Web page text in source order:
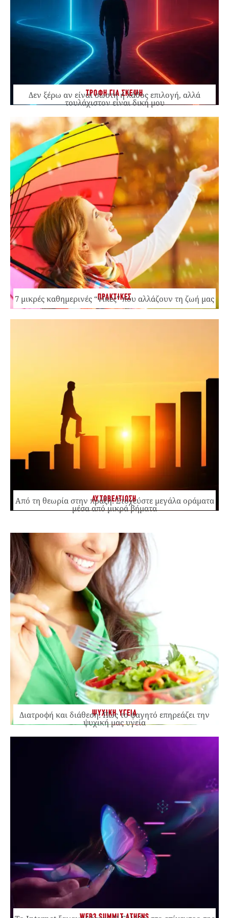
ΤΡΟΦΗ ΓΙΑ ΣΚΕΨΗ
Δεν ξέρω αν είναι σωστή ή λάθος επιλογή, αλλά
τουλάχιστον είναι δική μου
ΠΡΑΚΤΙΚΕΣ
7 μικρές καθημερινές “νίκες” που αλλάζουν τη ζωή μας
ΑΥΤΟΒΕΛΤΙΩΣΗ
Από τη θεωρία στην πράξη: Στοχεύστε μεγάλα οράματα
μέσα από μικρά βήματα
ΨΥΧΙΚΗ ΥΓΕΙΑ
Διατροφή και διάθεση: Πώς το φαγητό επηρεάζει την
ψυχική μας υγεία